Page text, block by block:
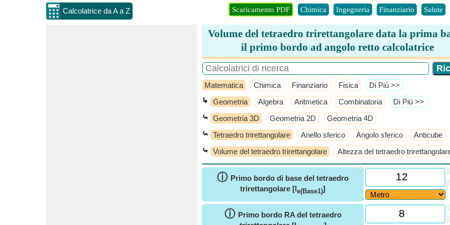
Calcolatrice da A a Z Scaricamento PDF Chimica Ingegneria Finanziario Salute
Volume del tetraedro trirettangolare data la prima
il primo bordo ad angolo retto calcolatrice
Matematica Chimica Finanziario Fisica ​Di Più >>
↳ Geometria Algebra Aritmetica Combinatoria ​Di Più >>
⤿ Geometria 3D Geometria 2D Geometria 4D
⤿ Tetraedro trirettangolare Anello sferico Angolo sferico Anticube
⤿ Volume del tetraedro trirettangolare Altezza del tetraedro
ⓘ Primo bordo di base del tetraedro
trirettangolare [le(Base1)]
ⓘ Primo bordo RA del tetraedro